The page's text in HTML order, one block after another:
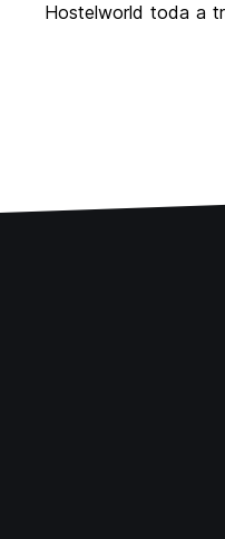
Hostelworld toda a